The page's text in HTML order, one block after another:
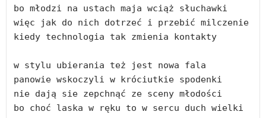
bo młodzi na ustach maja wciąż słuchawki
więc jak do nich dotrzeć i przebić milczenie
kiedy technologia tak zmienia kontakty
w stylu ubierania też jest nowa fala
panowie wskoczyli w króciutkie spodenki
nie dają sie zepchnąć ze sceny młodości
bo choć laska w ręku to w sercu duch wielki